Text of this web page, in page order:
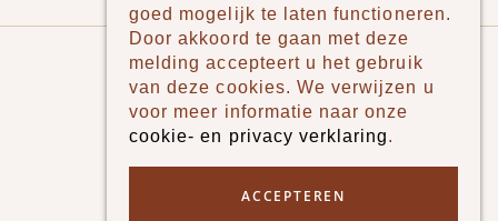
Pudilo
Over ons
Algemene voorwaarden
goed mogelijk te laten functioneren.
Door akkoord te gaan met deze
melding accepteert u het gebruik
van deze cookies. We verwijzen u
voor meer informatie naar onze
cookie- en privacy verklaring.
ACCEPTEREN